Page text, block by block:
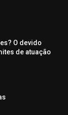
O devido
de atuação